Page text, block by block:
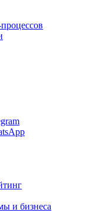
и бизнеса